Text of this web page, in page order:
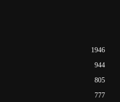
1946
944
805
777